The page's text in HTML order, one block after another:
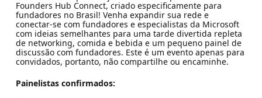
Founders Hub Connect, criado especificamente para
fundadores no Brasil! Venha expandir sua rede e
conectar-se com fundadores e especialistas da Microsoft
com ideias semelhantes para uma tarde divertida repleta
de networking, comida e bebida e um pequeno painel de
discussão com fundadores. Este é um evento apenas para
convidados, portanto, não compartilhe ou encaminhe.
Painelistas confirmados: